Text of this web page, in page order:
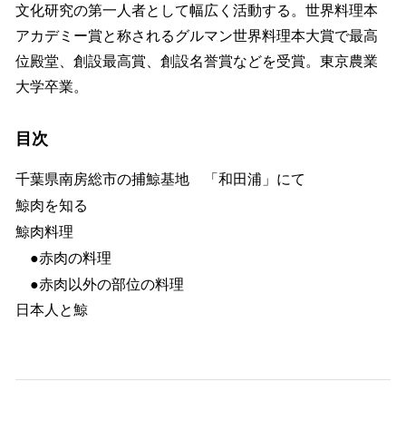
文化研究の第一人者として幅広く活動する。世界料理本
アカデミー賞と称されるグルマン世界料理本大賞で最高
位殿堂、創設最高賞、創設名誉賞などを受賞。東京農業
大学卒業。
目次
千葉県南房総市の捕鯨基地 「和田浦」にて
鯨肉を知る
鯨肉料理
●赤肉の料理
●赤肉以外の部位の料理
日本人と鯨